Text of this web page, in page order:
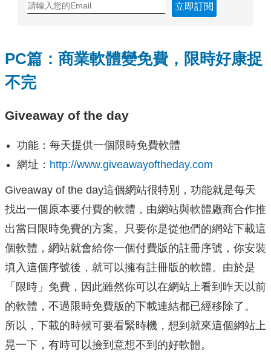
立即訂閱
PC篇：商業軟體變免費，限時好康捉
不完
Giveaway of the day
功能：每天提供一個限時免費軟體
網址： http://www.giveawayoftheday.com
Giveaway of the day這個網站很特別，功能就是每天
找出一個原本要付費的軟體，由網站與軟體廠商合作推
出當日限時免費的方案。只要你是從他們的網站下載這
個軟體，網站就會給你一個付費版的註冊序號，你安裝
填入這個序號後，就可以擁有註冊版的軟體。由於是
「限時」免費，因此雖然你可以在網站上看到昨天以前
的軟體，不過限時免費版的下載連結都已經移除了。
所以，下載的時候可要看緊時機，想到就來這個網站上
晃一下，有時可以撿到意想不到的好軟體。